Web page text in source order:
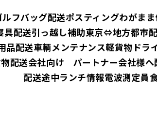
ルフバッグ配送ポスティングわがま
具配送引っ越し補助東京⇔地方都市
品配送車輌メンテナンス軽貨物ドラ
配送会社向け パートナー会社様へ
配送途中ランチ情報電波測定員